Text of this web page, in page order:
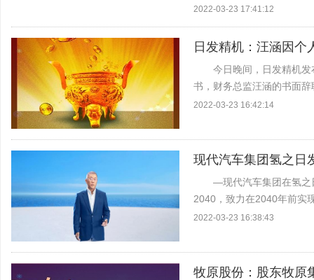
是:元~宇~宙~！ 要说开发
2022-03-23 17:41:12
日发精机：汪涵因个
今日晚间，日发精机
书，财务总监汪涵的书面
申请自送达公司董事会之
2022-03-23 16:42:14
现代汽车集团氢之日
—现代汽车集团在氢之
2040，致力在2040年前实
车集团将在2028年率先成
2022-03-23 16:38:43
牧原股份：股东牧原